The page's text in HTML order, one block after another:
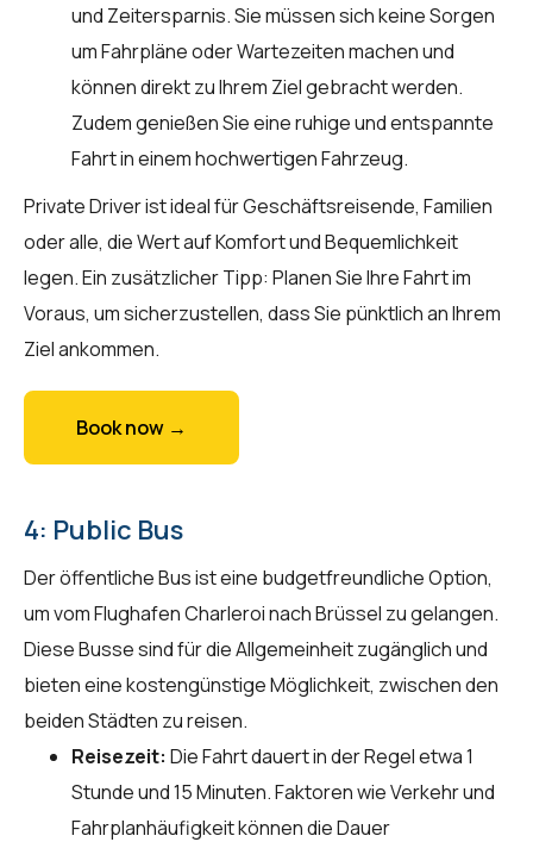
und Zeitersparnis. Sie müssen sich keine Sorgen
um Fahrpläne oder Wartezeiten machen und
können direkt zu Ihrem Ziel gebracht werden.
Zudem genießen Sie eine ruhige und entspannte
Fahrt in einem hochwertigen Fahrzeug.
Private Driver ist ideal für Geschäftsreisende, Familien
oder alle, die Wert auf Komfort und Bequemlichkeit
legen. Ein zusätzlicher Tipp: Planen Sie Ihre Fahrt im
Voraus, um sicherzustellen, dass Sie pünktlich an Ihrem
Ziel ankommen.
Book now →
4: Public Bus
Der öffentliche Bus ist eine budgetfreundliche Option,
um vom Flughafen Charleroi nach Brüssel zu gelangen.
Diese Busse sind für die Allgemeinheit zugänglich und
bieten eine kostengünstige Möglichkeit, zwischen den
beiden Städten zu reisen.
Reisezeit: Die Fahrt dauert in der Regel etwa 1
Stunde und 15 Minuten. Faktoren wie Verkehr und
Fahrplanhäufigkeit können die Dauer